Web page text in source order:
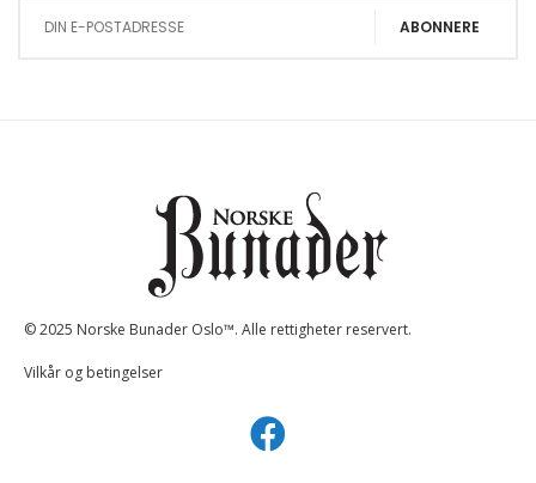
ABONNERE
© 2025 Norske Bunader Oslo™. Alle rettigheter reservert.
Vilkår og betingelser